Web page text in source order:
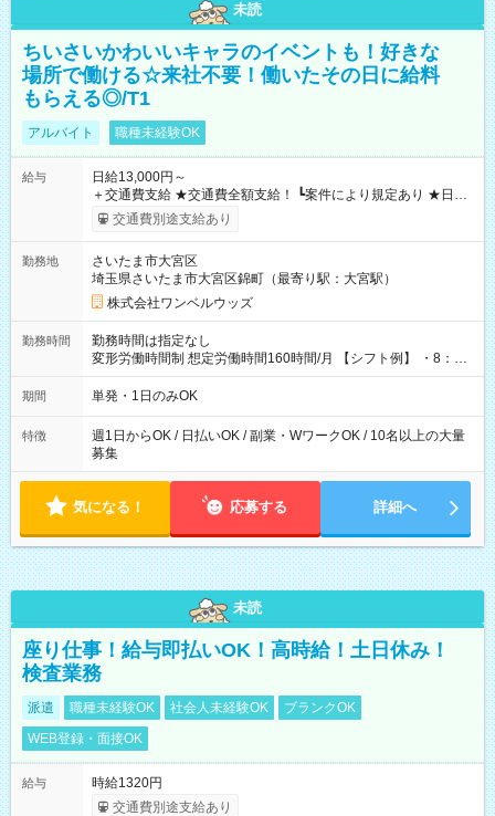
未読
ちいさいかわいいキャラのイベントも！好きな
場所で働ける☆来社不要！働いたその日に給料
もらえる◎/T1
アルバイト 職種未経験OK
給与
日給13,000円～
＋交通費支給 ★交通費全額支給！ ┗案件により規定あり ★日払
いOK！（規定あり） ┗働いたその日に現金GET♪ お仕事後はコ
ンビニATMから 日払い分を引き落とせます！ 【試用期間】試
交通費別途支給あり
勤務地
さいたま市大宮区
埼玉県さいたま市大宮区錦町（最寄り駅：大宮駅）
株式会社ワンベルウッズ
勤務時間
勤務時間は指定なし
変形労働時間制 想定労働時間160時間/月 【シフト例】 ・8：00
～21：00
期間 単発・1日のみOK
特徴
週1日からOK / 日払いOK / 副業・WワークOK / 10名以上の大量
募集
気になる！ 応募する 詳細へ
未読
座り仕事！給与即払いOK！高時給！土日休み！
検査業務
派遣 職種未経験OK 社会人未経験OK
ブランクOK
WEB登録・面接OK
給与
時給1320円
交通費別途支給あり